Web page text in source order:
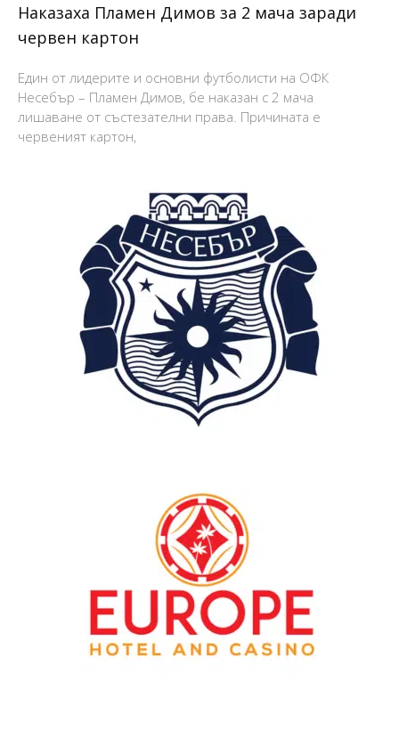
Наказаха Пламен Димов за 2 мача заради
червен картон
Един от лидерите и основни футболисти на ОФК
Несебър – Пламен Димов, бе наказан с 2 мача
лишаване от състезателни права. Причината е
червеният картон,